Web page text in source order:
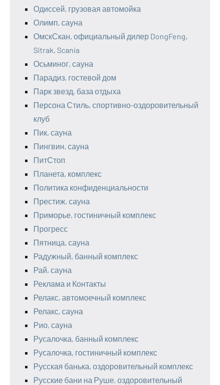
Одиссей, грузовая автомойка
Олимп, сауна
ОмскСкан, официальный дилер DongFeng,
Sitrak, Scania
Осьминог, сауна
Парадиз, гостевой дом
Парк звезд, база отдыха
Персона Стиль, спортивно-оздоровительный
клуб
Пик, сауна
Пингвин, сауна
ПитСтоп
Планета, комплекс
Политика конфиденциальности
Престиж, сауна
Приморье, гостиничный комплекс
Прогресс
Пятница, сауна
Радужный, банный комплекс
Рай, сауна
Реклама и Контакты
Релакс, автомоечный комплекс
Релакс, сауна
Рио, сауна
Русалочка, банный комплекс
Русалочка, гостиничный комплекс
Русская банька, оздоровительный комплекс
Русские бани на Руше, оздоровительный